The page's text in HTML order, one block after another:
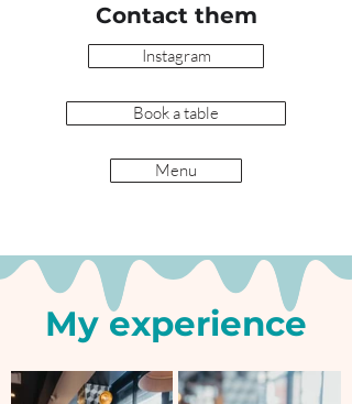
Contact them
Instagram
Book a table
Menu
My experience